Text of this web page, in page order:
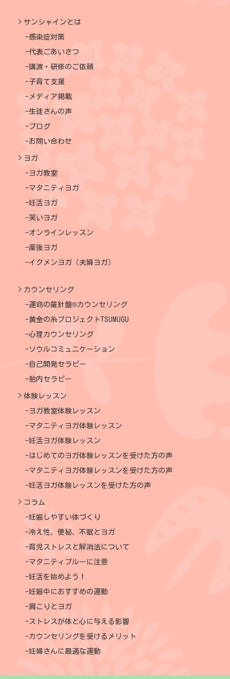
サンシャインとは
感染症対策
代表ごあいさつ
講演・研修のご依頼
子育て支援
メディア掲載
生徒さんの声
ブログ
お問い合わせ
ヨガ
ヨガ教室
マタニティヨガ
妊活ヨガ
笑いヨガ
オンラインレッスン
産後ヨガ
イクメンヨガ（夫婦ヨガ）
カウンセリング
運命の羅針盤®カウンセリング
黄金の糸プロジェクトTSUMUGU
心理カウンセリング
ソウルコミュニケーション
自己開発セラピー
胎内セラピー
体験レッスン
ヨガ教室体験レッスン
マタニティヨガ体験レッスン
妊活ヨガ体験レッスン
はじめてのヨガ体験レッスンを受けた方の声
マタニティヨガ体験レッスンを受けた方の声
妊活ヨガ体験レッスンを受けた方の声
コラム
妊娠しやすい体づくり
冷え性、便秘、不眠とヨガ
育児ストレスと解消法について
マタニティブルーに注意
妊活を始めよう！
妊娠中におすすめの運動
肩こりとヨガ
ストレスが体と心に与える影響
カウンセリングを受けるメリット
妊婦さんに最適な運動